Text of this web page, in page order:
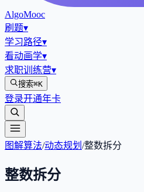
AlgoMooc
刷题▾
学习路径▾
看动画学▾
求职训练营▾
搜索⌘K
登录开通年卡
图解算法/动态规划 /整数拆分
整数拆分